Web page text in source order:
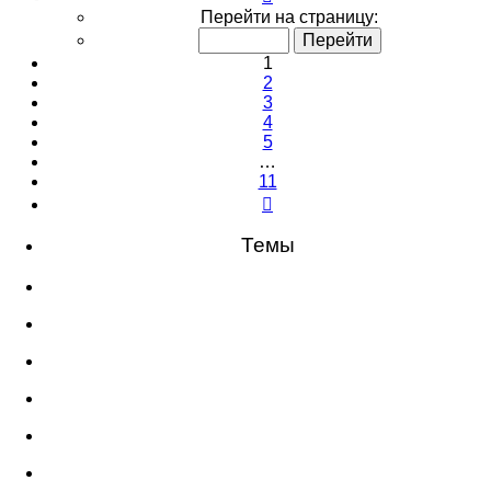
1
из
11
Перейти на страницу:
1
2
3
4
5
…
11
Темы